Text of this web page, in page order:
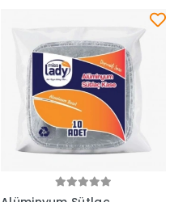
Sepete Ekle